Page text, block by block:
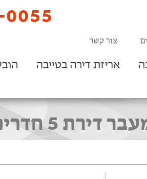
צור קשר
אריזת דירה בטייבה
072-255-0055